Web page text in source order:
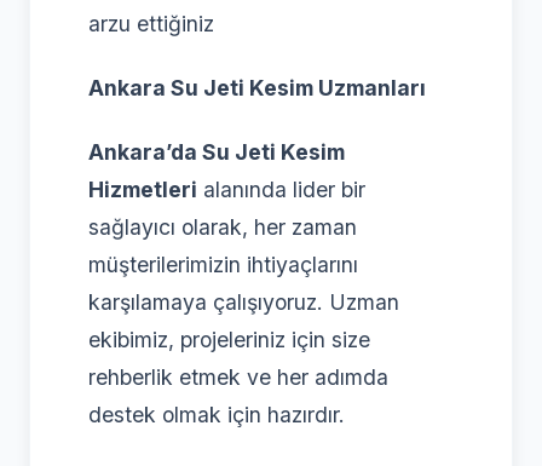
arzu ettiğiniz
Ankara Su Jeti Kesim Uzmanları
Ankara’da Su Jeti Kesim
Hizmetleri alanında lider bir
sağlayıcı olarak, her zaman
müşterilerimizin ihtiyaçlarını
karşılamaya çalışıyoruz. Uzman
ekibimiz, projeleriniz için size
rehberlik etmek ve her adımda
destek olmak için hazırdır.